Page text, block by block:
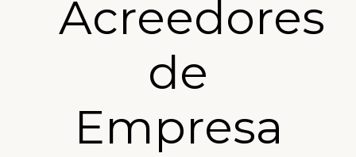
Acreedores
de
Empresa